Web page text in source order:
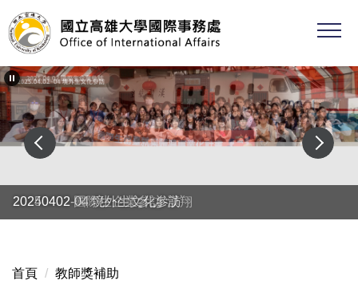
跳
到
主
要
內
容
區
20250402 國際生企業參訪-漢翔
20240402-04 境外生文化參訪
首頁 教師獎補助